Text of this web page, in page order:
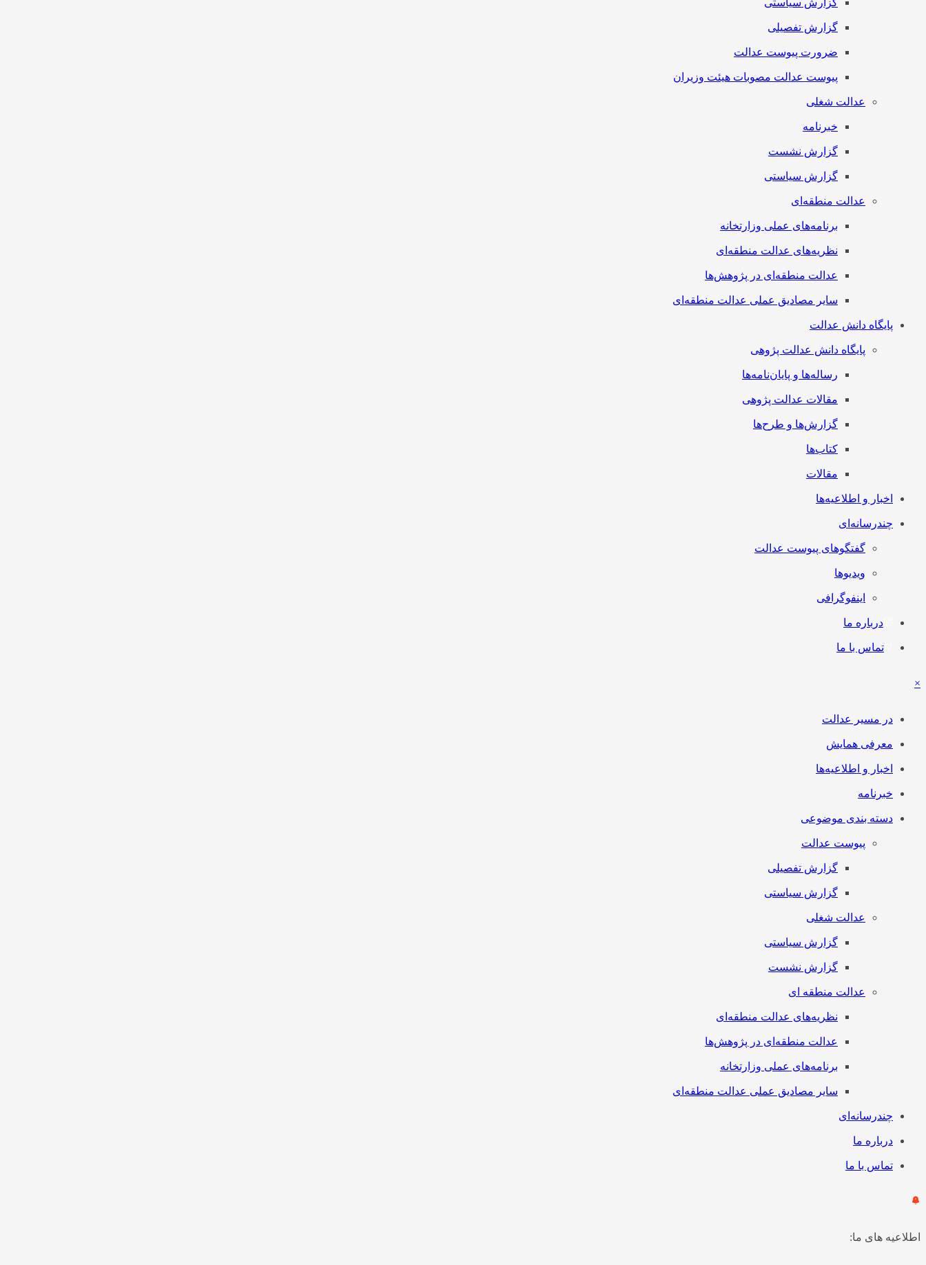
گزارش سیاستی
گزارش تفصیلی
ضرورت پیوست عدالت
پیوست عدالت مصوبات هیئت وزیران
عدالت شغلی
خبرنامه
گزارش نشست
گزارش سیاستی
عدالت منطقه‌ای
برنامه‌های عملی وزارتخانه
نظریه‌های عدالت منطقه‌ای
عدالت منطقه‌ای در پژوهش‌ها
سایر مصادیق عملی عدالت منطقه‌ای
پایگاه دانش عدالت
پایگاه دانش عدالت پژوهی
رساله‌ها و پایان‌نامه‌ها
مقالات عدالت پژوهی
گزارش‌ها و طرح‌ها
کتاب‌ها
مقالات
اخبار و اطلاعیه‌ها
چندرسانه‌ای
گفتگوهای پیوست عدالت
ویدیوها
اینفوگرافی
درباره ما
تماس با ما
×
در مسیر عدالت
معرفی همایش
اخبار و اطلاعیه‌ها
خبرنامه
دسته بندی موضوعی
پیوست عدالت
گزارش تفصیلی
گزارش سیاستی
عدالت شغلی
گزارش سیاستی
گزارش نشست
عدالت منطقه ای
نظریه‌های عدالت منطقه‌ای
عدالت منطقه‌ای در پژوهش‌ها
برنامه‌های عملی وزارتخانه
سایر مصادیق عملی عدالت منطقه‌ای
چندرسانه‌ای
درباره ما
تماس با ما
اطلاعیه های ما: